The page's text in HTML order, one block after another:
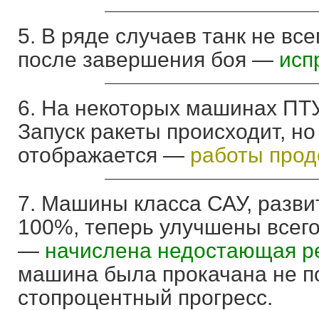
5. В ряде случаев танк не
после завершения боя —
6. На некоторых машинах
Запуск ракеты происходит,
отображается — работы
7. Машины класса САУ,
100%, теперь улучшены
— начислена недостающая
машина была прокачана не
стопроцентный прогресс.